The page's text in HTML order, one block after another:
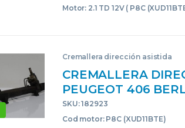
Motor: 2.1 TD 12V ( P8C
Cremallera dirección asistida
CREMALLERA
PEUGEOT 406
TD 12V P8C
AZUL MARINO
SKU: 182923
Cod motor: P8C (XUD11BTE)